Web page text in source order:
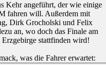
Kehr angeführt, der wie einige
fahren will. Außerdem mit
Dirk Grocholski und Felix
an, wo doch das Finale am
stattfinden wird!
was die Fahrer erwartet: